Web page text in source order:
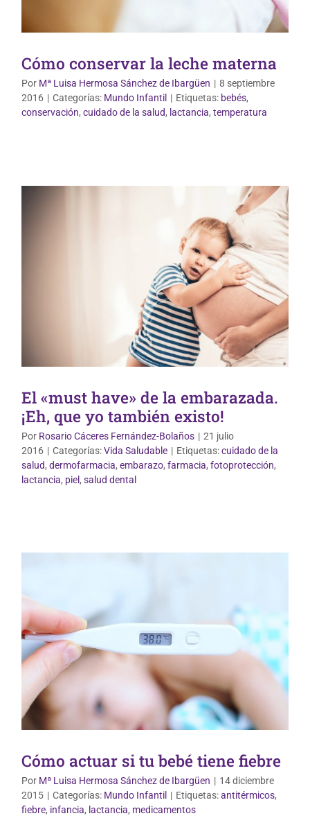
Cómo conservar la leche materna
Por Mª Luisa Hermosa Sánchez de Ibargüen | 8 septiembre
2016 | Categorías: Mundo Infantil | Etiquetas: bebés,
conservación, cuidado de la salud, lactancia, temperatura
Vida Saludable
El «must have» de la embarazada.
¡Eh, que yo también existo!
Por Rosario Cáceres Fernández-Bolaños | 21 julio
2016 | Categorías:Vida Saludable | Etiquetas:cuidado de la
salud, dermofarmacia, embarazo, farmacia, fotoprotección,
lactancia, piel , salud dentalMundo Infantil
Cómo actuar si tu bebé tiene fiebre
Por Mª Luisa Hermosa Sánchez de Ibargüen | 14 diciembre
2015 | Categorías: Mundo Infantil | Etiquetas:antitérmicos,
fiebre, infancia, lactancia, medicamentos